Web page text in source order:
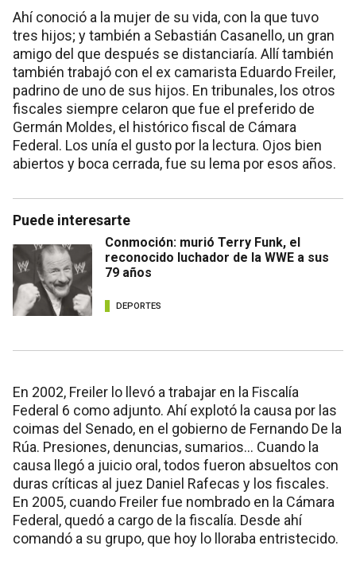
Ahí conoció a la mujer de su vida, con la que tuvo
tres hijos; y también a Sebastián Casanello, un gran
amigo del que después se distanciaría. Allí también
también trabajó con el ex camarista Eduardo Freiler,
padrino de uno de sus hijos. En tribunales, los otros
fiscales siempre celaron que fue el preferido de
Germán Moldes, el histórico fiscal de Cámara
Federal. Los unía el gusto por la lectura. Ojos bien
abiertos y boca cerrada, fue su lema por esos años.
Puede interesarte
Conmoción: murió Terry Funk, el
reconocido luchador de la WWE a sus
79 años
DEPORTES
En 2002, Freiler lo llevó a trabajar en la Fiscalía
Federal 6 como adjunto. Ahí explotó la causa por las
coimas del Senado, en el gobierno de Fernando De la
Rúa. Presiones, denuncias, sumarios... Cuando la
causa llegó a juicio oral, todos fueron absueltos con
duras críticas al juez Daniel Rafecas y los fiscales.
En 2005, cuando Freiler fue nombrado en la Cámara
Federal, quedó a cargo de la fiscalía. Desde ahí
comandó a su grupo, que hoy lo lloraba entristecido.